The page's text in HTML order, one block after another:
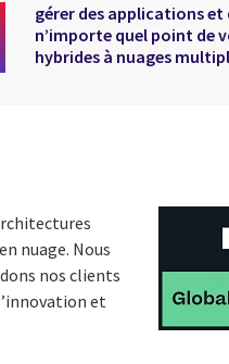
gérer des applications et
n’importe quel point de
hybrides à nuages
nuage. Nous
nos clients
et